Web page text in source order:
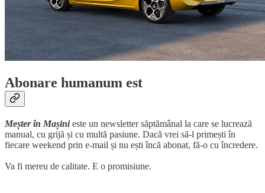
Abonare humanum est
Meșter în Mașinieste un newsletter săptămânal la care se lucrează
manual, cu grijă și cu multă pasiune. Dacă vrei să-l primești în
fiecare weekend prin e-mail și nu ești încă abonat, fă-o cu încredere.
Va fi mereu de calitate. E o promisiune.